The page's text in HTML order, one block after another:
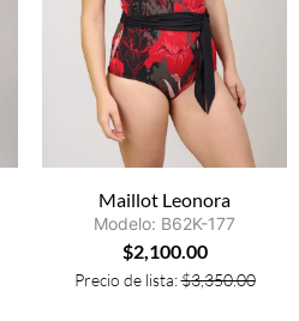
Maillot Leonora
Modelo: B62K-177
$2,100.00
Precio de lista:$3,350.00